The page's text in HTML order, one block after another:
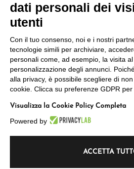
L
a
p
a
g
i
n
a
L
i
n
k
e
d
i
L
a
p
a
g
i
n
a
F
a
e
b
o
o
L
a
g
i
n
a
I
n
s
t
a
g
r
Il Progetto
L’Archivio
I Servizi
Gli Approfondimenti
In evidenza
dati personali dei
utenti
Con il tuo consenso, noi e i nostri
tecnologie simili per archiviare,
personali come, ad esempio, la visita
personalizzazione degli annunci.
alla privacy, è possibile scegliere di
cookie. Clicca su preferenze GDPR per
Visualizza la Cookie Policy Completa
Powered by
ACCETTA